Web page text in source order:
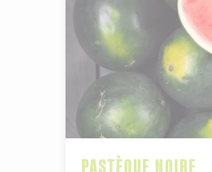
PASTÈQUE NOIRE